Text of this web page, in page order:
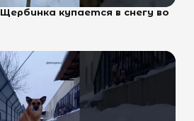
купается в снегу во